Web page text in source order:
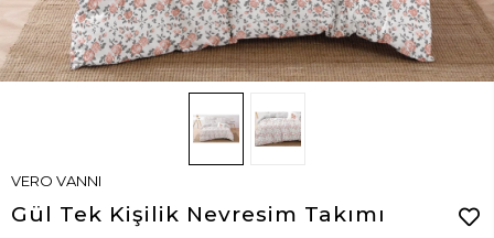
VERO VANNI
Gül Tek Kişilik Nevresim Takımı